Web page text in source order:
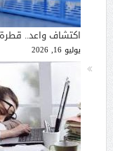
اكتشاف واعد..
يوليو 16, 2026